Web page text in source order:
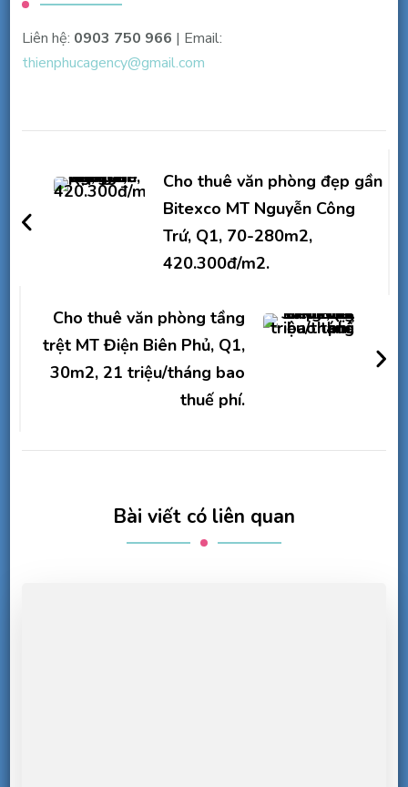
Liên hệ: 0903 750 966 | Email:
thienphucagency@gmail.com
hướng
bài
Cho thuê văn phòng đẹp gần
Bitexco MT Nguyễn Công
Trứ, Q1, 70-280m2,
420.300đ/m2.
Cho thuê văn phòng tầng
trệt MT Điện Biên Phủ, Q1,
30m2, 21 triệu/tháng bao
thuế phí.
Bài viết có liên quan